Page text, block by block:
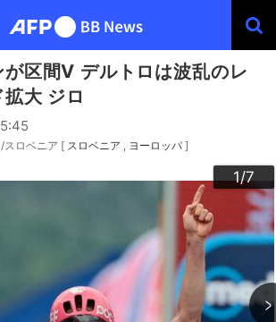
が区間V デルトロは波乱のレ
大 ジロ
スロベニア [ スロベニア ヨーロッパ ]
1/7
2/7
3/7
4/7
5/7
6/7
7/7